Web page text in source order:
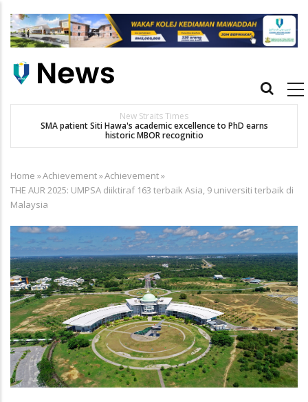
main
Main
New Straits Times
SMA patient Siti Hawa's academic excellence to PhD earns
historic MBOR recognitio
Breadcrumb
Home »Achievement»Achievement»
THE AUR 2025: UMPSA diiktiraf 163 terbaik Asia, 9 universiti terbaik di
Malaysia